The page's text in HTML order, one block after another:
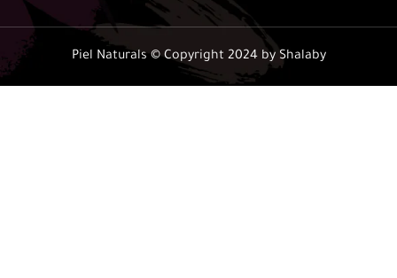
Piel Naturals © Copyright 2024 by Shalaby